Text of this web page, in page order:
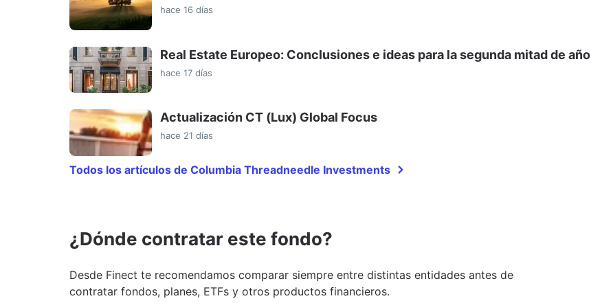
hace 16 días
Real Estate Europeo: Conclusiones e ideas para la segunda mitad de año
hace 17 días
Actualización CT (Lux) Global Focus
hace 21 días
Todos los artículos de Columbia Threadneedle Investments
¿Dónde contratar este fondo?
Desde Finect te recomendamos comparar siempre entre distintas entidades antes de
contratar fondos, planes, ETFs y otros productos financieros.